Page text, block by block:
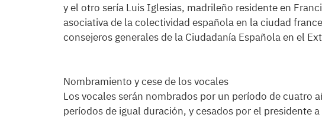
y el otro sería Luis Iglesias, madrileño residente en
asociativa de la colectividad española en la ciudad
consejeros generales de la Ciudadanía Española en el
Nombramiento y cese de los vocales
Los vocales serán nombrados por un período de cuatro
períodos de igual duración, y cesados por el presidente